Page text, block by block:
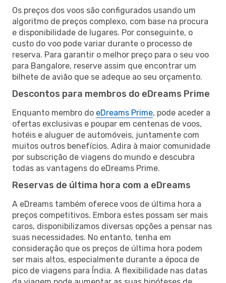
Os preços dos voos são configurados usando um
algoritmo de preços complexo, com base na procura
e disponibilidade de lugares. Por conseguinte, o
custo do voo pode variar durante o processo de
reserva. Para garantir o melhor preço para o seu voo
para Bangalore, reserve assim que encontrar um
bilhete de avião que se adeque ao seu orçamento.
Descontos para membros do eDreams Prime
Enquanto membro do eDreams Prime, pode aceder a
ofertas exclusivas e poupar em centenas de voos,
hotéis e aluguer de automóveis, juntamente com
muitos outros benefícios. Adira à maior comunidade
por subscrição de viagens do mundo e descubra
todas as vantagens do eDreams Prime.
Reservas de última hora com a eDreams
A eDreams também oferece voos de última hora a
preços competitivos. Embora estes possam ser mais
caros, disponibilizamos diversas opções a pensar nas
suas necessidades. No entanto, tenha em
consideração que os preços de última hora podem
ser mais altos, especialmente durante a época de
pico de viagens para Índia. A flexibilidade nas datas